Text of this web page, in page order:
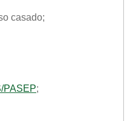
casado;
PASEP;